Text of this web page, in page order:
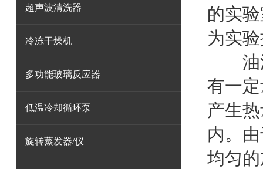
的实
为实
有一
产生
内。
均匀
超声波清洗器
冷冻干燥机
多功能玻璃反应器
低温冷却循环泵
旋转蒸发器/仪